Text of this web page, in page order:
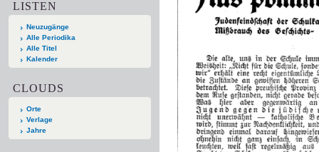
LISTEN
Neuzugänge
Alle Periodika
Alle Titel
Kalender
CLOUDS
Orte
Verlage
Jahre